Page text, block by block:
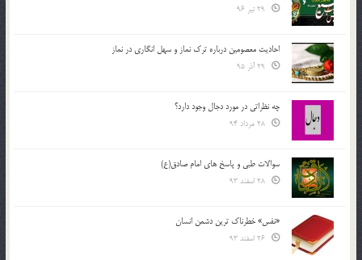
احادیث معصومین درباره ترک نماز و سهل انگاری در نماز
چه نظراتی در مورد دجال وجود دارد؟
سوالات طبی و پاسخ های امام صادق(ع)
«نفس» خطرناک ترین دشمن انسان